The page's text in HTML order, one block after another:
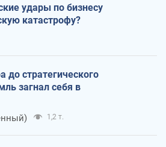
удары по бизнесу
катастрофу?
до стратегического
загнал себя в
1,2 т.